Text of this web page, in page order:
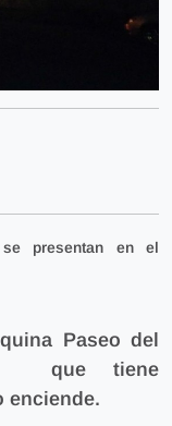
presentan en el
Paseo del
que tiene
enciende.